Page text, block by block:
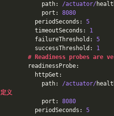
path: /actuator/
port: 8080
periodSeconds: 5
timeoutSeconds: 1
failureThreshold: 5
successThreshold: 1
# Readiness probes are
readinessProbe:
httpGet:
path: /actuator/
定义
port: 8080
periodSeconds: 5